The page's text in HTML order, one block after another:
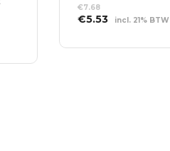
€7.68
Oorspronkelijke
was:
€5.53Huidige
is:
incl. 21% BTW
WINKELWAGEN